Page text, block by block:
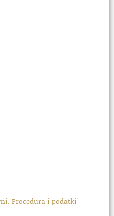
Procedura i podatki